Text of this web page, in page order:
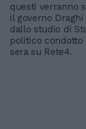
questi verranno
il governo
dallo studio di
politico condotto
sera su Rete4.